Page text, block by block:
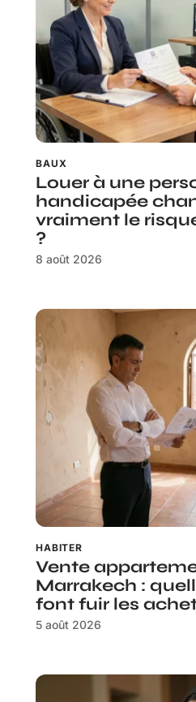
BAUX
Louer à une
handicapée
vraiment le
?
8 août 2026
HABITER
Vente
Marrakech :
font fuir les
5 août 2026